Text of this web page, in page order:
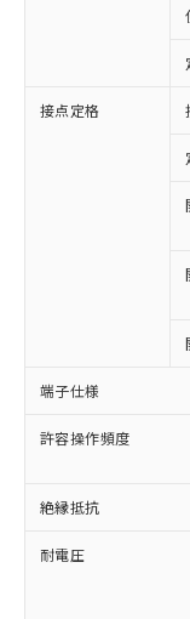
接点定格
端子仕様
許容操作頻度
絶縁抵抗
耐電圧
ご利
以下の条
ご利用く
本
商
(税
当
本
こ
在
記
タ
覧
準
※1 対応
対応済
非含有に
す。
対応予定
有に対応
対応予定
非含有に
定はあり
調査・確
非含有の
非該当品
害物質有
仕入先様
いたもの
むを得ず
六価クロム
類(PBB)
「○」：
基準値以
「×」：
基準値を
「－」：
*中国
Pb(鉛)
Cr(Ⅵ)(六価ク
当
為
（
ま
国
可)